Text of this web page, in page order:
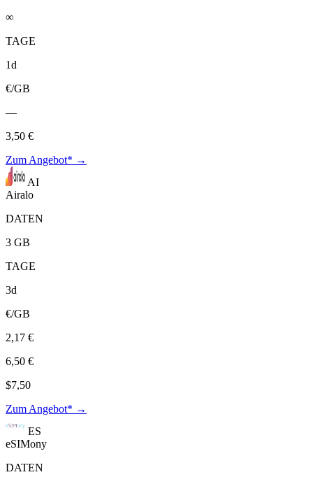
∞
TAGE
1d
€/GB
—
3,50 €
Zum Angebot* →
AI
Airalo
DATEN
3 GB
TAGE
3d
€/GB
2,17 €
6,50 €
$7,50
Zum Angebot* →
ES
eSIMony
DATEN